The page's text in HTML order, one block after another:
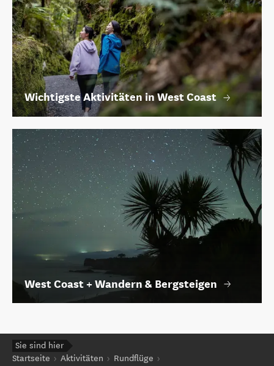
Wichtigste Aktivitäten in West Coast
West Coast + Wandern & Bergsteigen
Sie sind hier
Startseite
Aktivitäten
Rundflüge